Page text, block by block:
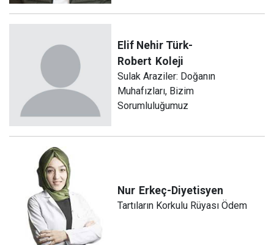
Elif Nehir Türk-
Robert Koleji
Sulak Araziler: Doğanın
Muhafızları, Bizim
Sorumluluğumuz
Nur Erkeç-Diyetisyen
Tartıların Korkulu Rüyası Ödem